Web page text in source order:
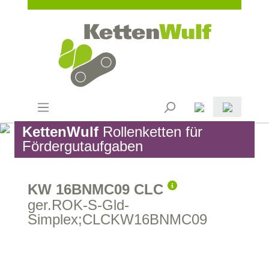
KettenWulfRollenketten für
Fördergutaufgaben
KW 16BNMC09 CLC
ger.ROK-S-Gld-
Simplex;CLCKW16BNMC09